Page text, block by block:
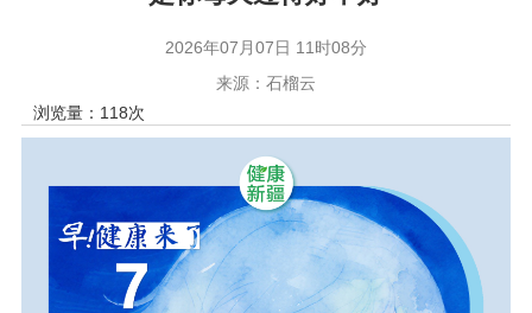
2026年07月07日 11时08分
来源：石榴云
浏览量： 118次